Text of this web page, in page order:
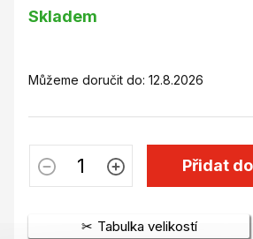
cena:
Skladem
Můžeme doručit do: 12.8.2026
Přidat
Tabulka velikostí